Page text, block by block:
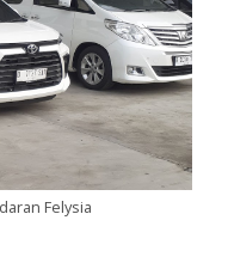
Felysia